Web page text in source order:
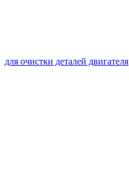
для очистки деталей двигателя